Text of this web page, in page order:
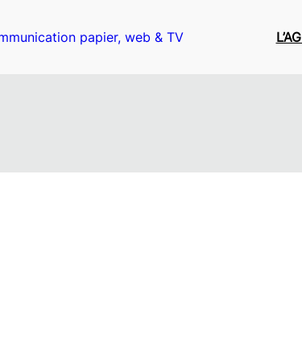
papier, web & TV